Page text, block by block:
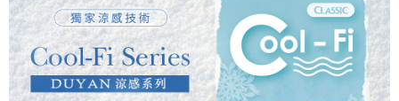
４．使用「AFTEE先享後付」時，將依據個別帳號之用戶狀況，依本公司即
時審查核予不同之上限額度；若仍有額度不足之情形，本公司將視審查結果
請求用戶進行身份認證。
５．嚴禁一人註冊多個帳號或使用他人資訊註冊。若發現惡意使用之情形，
恩沛科技股份有限公司將有權停止該用戶之使用額度並採取法律行動。